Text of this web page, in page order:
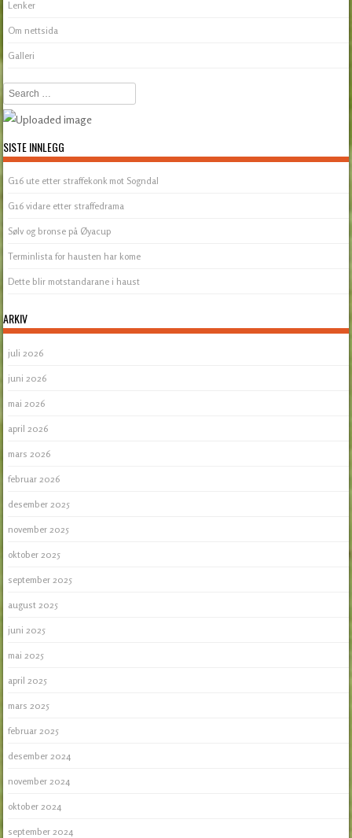
Lenker
Om nettsida
Galleri
Search
SISTE INNLEGG
G16 ute etter straffekonk mot Sogndal
G16 vidare etter straffedrama
Sølv og bronse på Øyacup
Terminlista for hausten har kome
Dette blir motstandarane i haust
ARKIV
juli 2026
juni 2026
mai 2026
april 2026
mars 2026
februar 2026
desember 2025
november 2025
oktober 2025
september 2025
august 2025
juni 2025
mai 2025
april 2025
mars 2025
februar 2025
desember 2024
november 2024
oktober 2024
september 2024